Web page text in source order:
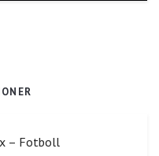
– Fotboll